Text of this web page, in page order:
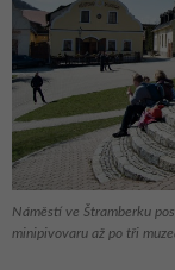
Náměstí ve Štramberku
minipivovaru až po tři